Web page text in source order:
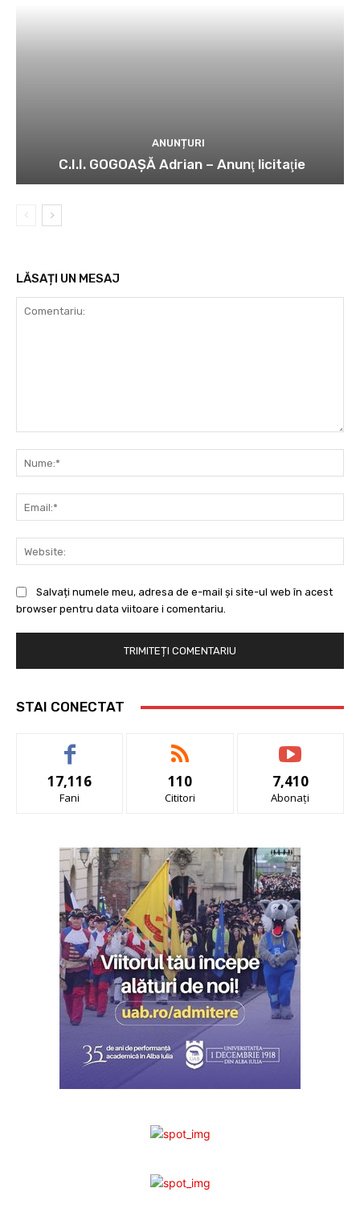
ANUNȚURI
C.I.I. GOGOAŞĂ Adrian – Anunţ licitaţie
LĂSAȚI UN MESAJ
Salvați numele meu, adresa de e-mail și site-ul web în acest
browser pentru data viitoare i comentariu.
STAI CONECTAT
17,116
Fani
110
Cititori
7,410
Abonați